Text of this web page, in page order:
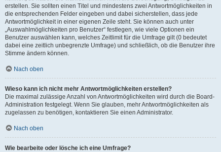
erstellen. Sie sollten einen Titel und mindestens zwei Antwortmöglichkeiten in
die entsprechenden Felder eingeben und dabei sicherstellen, dass jede
Antwortmöglichkeit in einer eigenen Zeile steht. Sie können auch unter
„Auswahlmöglichkeiten pro Benutzer“ festlegen, wie viele Optionen ein
Benutzer auswählen kann, welches Zeitlimit für die Umfrage gilt (0 bedeutet
dabei eine zeitlich unbegrenzte Umfrage) und schließlich, ob die Benutzer ihre
Stimme ändern können.
Nach oben
Wieso kann ich nicht mehr Antwortmöglichkeiten erstellen?
Die maximal zulässige Anzahl von Antwortmöglichkeiten wird durch die Board-
Administration festgelegt. Wenn Sie glauben, mehr Antwortmöglichkeiten als
zugelassen zu benötigen, kontaktieren Sie einen Administrator.
Nach oben
Wie bearbeite oder lösche ich eine Umfrage?